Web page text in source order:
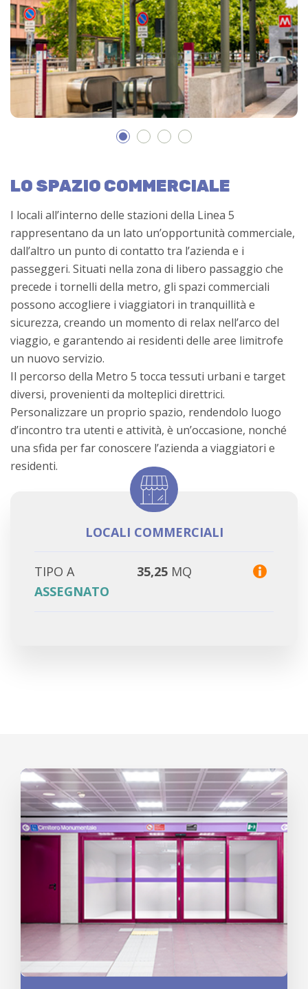
LO SPAZIO COMMERCIALE
I locali all’interno delle stazioni della Linea 5
rappresentano da un lato un’opportunità commerciale,
dall’altro un punto di contatto tra l’azienda e i
passeggeri. Situati nella zona di libero passaggio che
precede i tornelli della metro, gli spazi commerciali
possono accogliere i viaggiatori in tranquillità e
sicurezza, creando un momento di relax nell’arco del
viaggio, e garantendo ai residenti delle aree limitrofe
un nuovo servizio.
Il percorso della Metro 5 tocca tessuti urbani e target
diversi, provenienti da molteplici direttrici.
Personalizzare un proprio spazio, rendendolo luogo
d’incontro tra utenti e attività, è un’occasione, nonché
una sfida per far conoscere l’azienda a viaggiatori e
residenti.
LOCALI COMMERCIALI
TIPO A 35,25 MQ
ASSEGNATO